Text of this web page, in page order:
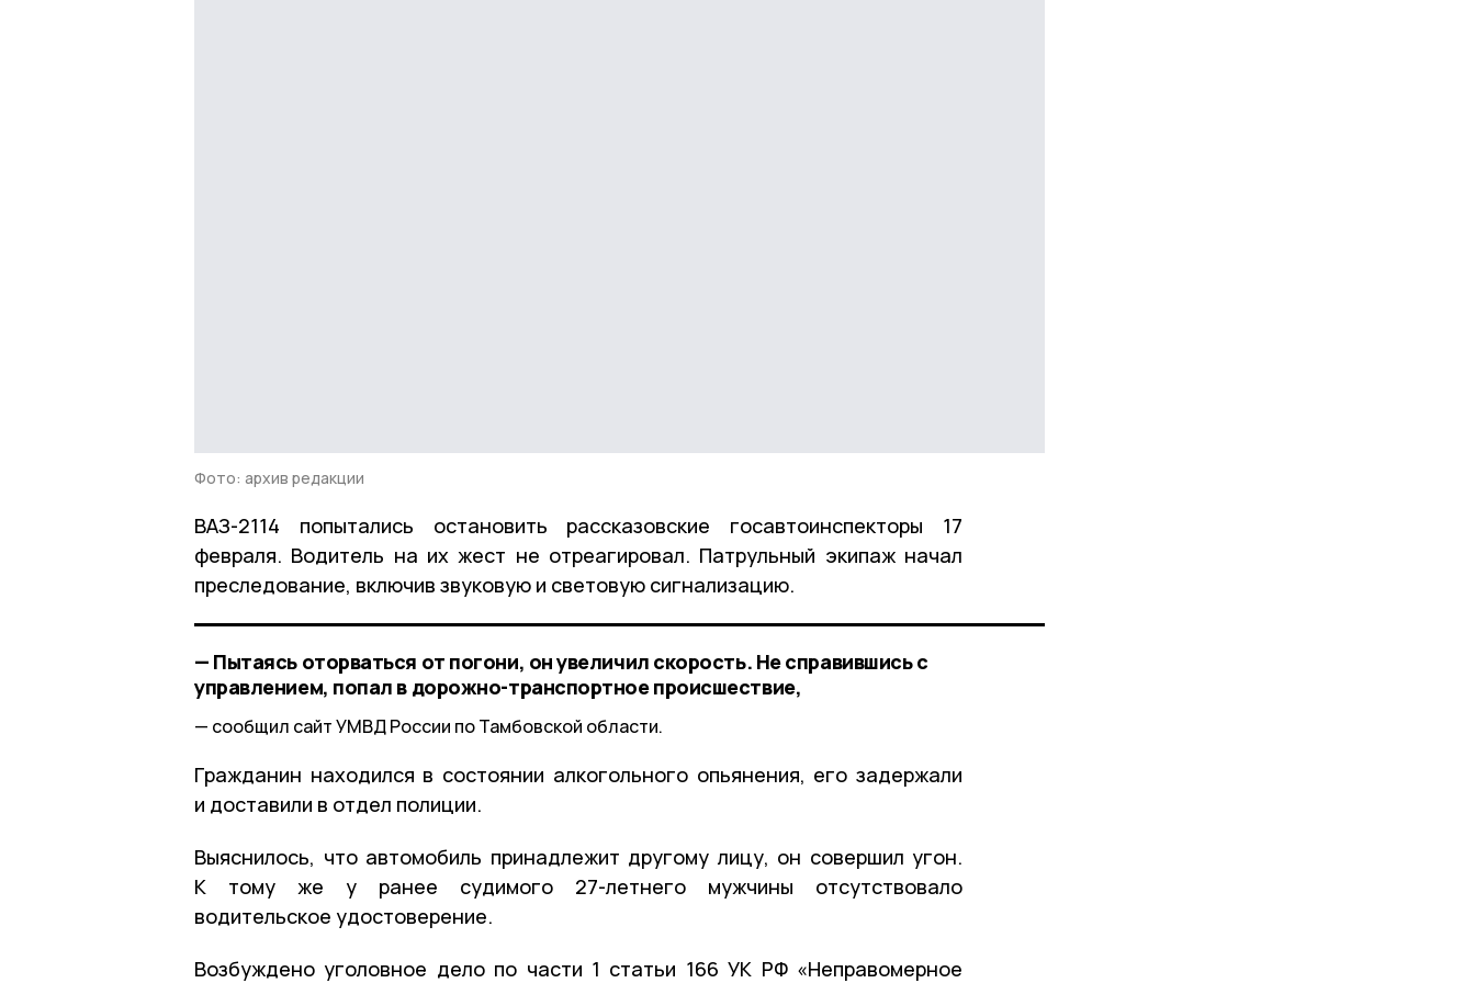
Фото: архив редакции
ВАЗ-2114 попытались остановить рассказовские госавтоинспекторы 17
февраля. Водитель на их жест не отреагировал. Патрульный экипаж начал
преследование, включив звуковую и световую сигнализацию.
— Пытаясь оторваться от погони, он увеличил скорость. Не справившись с
управлением, попал в дорожно-транспортное происшествие,
сообщил сайт УМВД России по Тамбовской области.
Гражданин находился в состоянии алкогольного опьянения, его задержали
и доставили в отдел полиции.
Выяснилось, что автомобиль принадлежит другому лицу, он совершил угон.
К тому же у ранее судимого 27-летнего мужчины отсутствовало
водительское удостоверение.
Возбуждено уголовное дело по части 1 статьи 166 УК РФ «Неправомерное